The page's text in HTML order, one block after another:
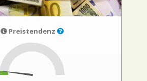
Preistendenz